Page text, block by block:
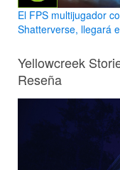
El FPS multijugador
Shatterverse, llegará
Yellowcreek
Reseña